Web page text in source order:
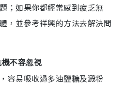
；如果你都經常感到疲乏無
，並參考祥興的方法去解決問
不容忽視
容易吸收過多油鹽糖及澱粉